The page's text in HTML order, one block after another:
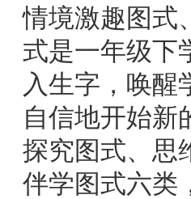
情境激趣图式
式是一年级下
入生字，唤醒
自信地开始新
探究图式、思
伴学图式六类